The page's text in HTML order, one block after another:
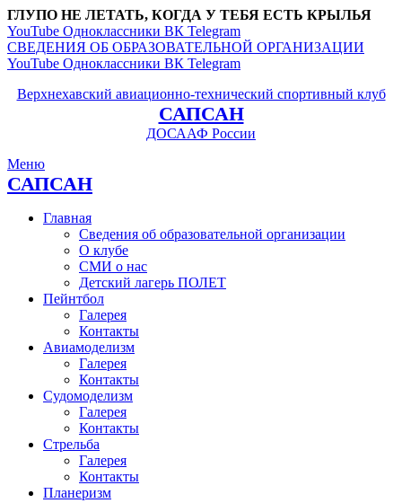
ГЛУПО НЕ ЛЕТАТЬ, КОГДА У ТЕБЯ ЕСТЬ КРЫЛЬЯ
YouTube Одноклассники ВК Telegram
СВЕДЕНИЯ ОБ ОБРАЗОВАТЕЛЬНОЙ ОРГАНИЗАЦИИ
YouTube Одноклассники ВК Telegram
Верхнехавский авиационно-технический спортивный клуб
САПСАН
ДОСААФ России
Меню
САПСАН
Главная
Сведения об образовательной организации
О клубе
СМИ о нас
Детский лагерь ПОЛЕТ
Пейнтбол
Галерея
Контакты
Авиамоделизм
Галерея
Контакты
Судомоделизм
Галерея
Контакты
Стрельба
Галерея
Контакты
Планеризм